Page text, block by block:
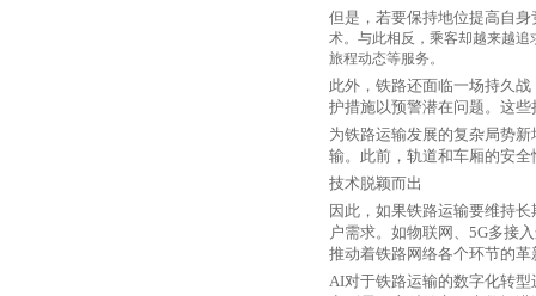
但是，若要保持地位提高自
术。与此相反，乘客却越来越
旅程动态等服务。
此外，铁路还面临一场持久
护措施以预警潜在问题。这
为铁路运输发展的复杂局势
输。此前，轨道和车厢的安
技术脱颖而出
因此，如果铁路运输要维持
户需求。如物联网、 5G多接
推动着铁路网络各个环节的革
AI对于铁路运输的数字化转